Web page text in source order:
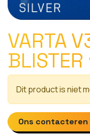
VARTA
BLISTER
Dit product is niet
Ons contacteren